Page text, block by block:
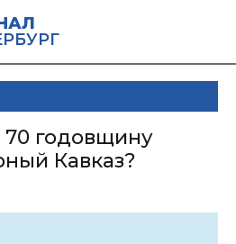
70 годовщину
Кавказ?